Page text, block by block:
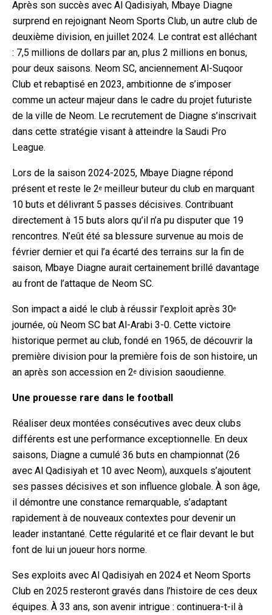
Après son succès avec Al Qadisiyah, Mbaye Diagne
surprend en rejoignant Neom Sports Club, un autre club de
deuxième division, en juillet 2024. Le contrat est alléchant
: 7,5 millions de dollars par an, plus 2 millions en bonus,
pour deux saisons. Neom SC, anciennement Al-Suqoor
Club et rebaptisé en 2023, ambitionne de s’imposer
comme un acteur majeur dans le cadre du projet futuriste
de la ville de Neom. Le recrutement de Diagne s’inscrivait
dans cette stratégie visant à atteindre la Saudi Pro
League.
Lors de la saison 2024-2025, Mbaye Diagne répond
présent et reste le 2e meilleur buteur du club en marquant
10 buts et délivrant 5 passes décisives. Contribuant
directement à 15 buts alors qu’il n’a pu disputer que 19
rencontres. N’eût été sa blessure survenue au mois de
février dernier et qui l’a écarté des terrains sur la fin de
saison, Mbaye Diagne aurait certainement brillé davantage
au front de l’attaque de Neom SC.
Son impact a aidé le club à réussir l’exploit après 30e
journée, où Neom SC bat Al-Arabi 3-0. Cette victoire
historique permet au club, fondé en 1965, de découvrir la
première division pour la première fois de son histoire, un
an après son accession en 2e division saoudienne.
Une prouesse rare dans le football
Réaliser deux montées consécutives avec deux clubs
différents est une performance exceptionnelle. En deux
saisons, Diagne a cumulé 36 buts en championnat (26
avec Al Qadisiyah et 10 avec Neom), auxquels s’ajoutent
ses passes décisives et son influence globale. À son âge,
il démontre une constance remarquable, s’adaptant
rapidement à de nouveaux contextes pour devenir un
leader instantané. Cette régularité et ce flair devant le but
font de lui un joueur hors norme.
Ses exploits avec Al Qadisiyah en 2024 et Neom Sports
Club en 2025 resteront gravés dans l’histoire de ces deux
équipes. À 33 ans, son avenir intrigue : continuera-t-il à